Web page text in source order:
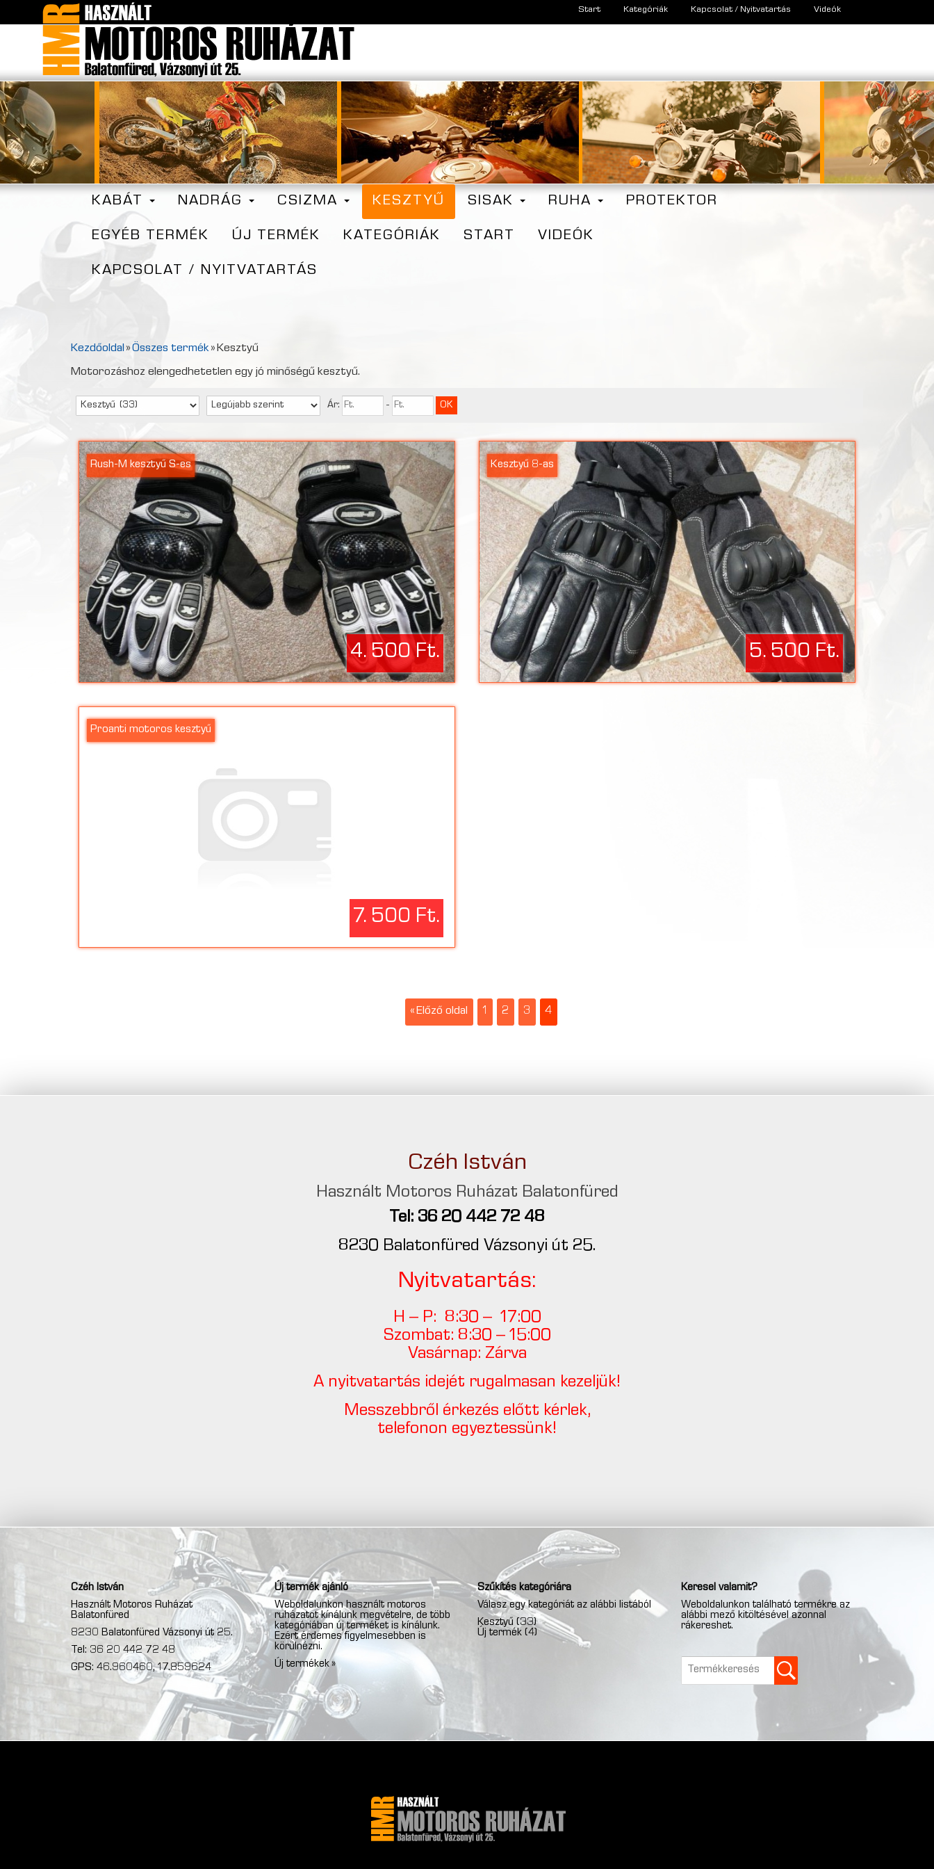
Start Kategóriák Kapcsolat / Nyitvatartás Videók
KABÁT NADRÁG CSIZMA KESZTYŰ SISAK RUHA PROTEKTOR
EGYÉB TERMÉK ÚJ TERMÉK KATEGÓRIÁK START VIDEÓK
KAPCSOLAT / NYITVATARTÁS
Kezdőoldal »Összes termék»Kesztyű
Motorozáshoz elengedhetetlen egy jó minőségű kesztyű.
Ár: -
Rush-M kesztyű S-es
4. 500 Ft.
Kesztyű 8-as
5. 500 Ft.
Proanti motoros kesztyű
7. 500 Ft.
« Előző oldal 1 2 3 4
Czéh István
Használt Motoros Ruházat Balatonfüred
Tel: 36 20 442 72 48
8230 Balatonfüred Vázsonyi út 25.
Nyitvatartás:
H – P: 8:30 – 17:00
Szombat: 8:30 – 15:00
Vasárnap: Zárva
A nyitvatartás idejét rugalmasan kezeljük!
Messzebbről érkezés előtt kérlek,
telefonon egyeztessünk!
Czéh István
Használt Motoros Ruházat
Balatonfüred
8230 Balatonfüred Vázsonyi út 25.
Tel: 36 20 442 72 48
GPS: 46.960460, 17.859624
Új termék ajánló
Weboldalunkon használt motoros
ruházatot kínálunk megvételre, de több
kategóriában új terméket is kínálunk.
Ezért érdemes figyelmesebben is
körülnézni.
Új termékek »
Szűkítés kategóriára
Válasz egy kategóriát az alábbi listából
Kesztyű (33)
Új termék (4)
Keresel valamit?
Weboldalunkon található termékre az
alábbi mező kitöltésével azonnal
rákereshet.